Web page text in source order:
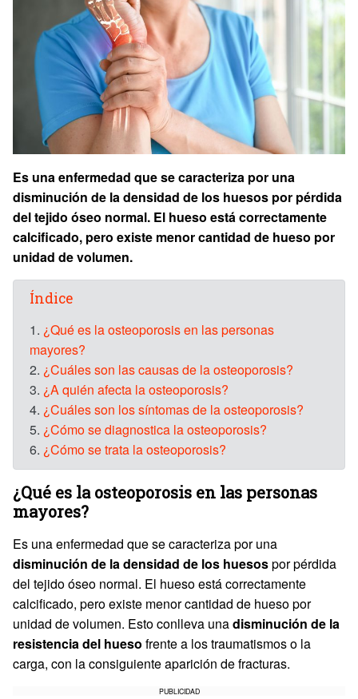
Es una enfermedad que se caracteriza por una
disminución de la densidad de los huesos por pérdida
del tejido óseo normal. El hueso está correctamente
calcificado, pero existe menor cantidad de hueso por
unidad de volumen.
Índice
1. ¿Qué es la osteoporosis en las personas
mayores?
2. ¿Cuáles son las causas de la osteoporosis?
3. ¿A quién afecta la osteoporosis?
4. ¿Cuáles son los síntomas de la osteoporosis?
5. ¿Cómo se diagnostica la osteoporosis?
6. ¿Cómo se trata la osteoporosis?
¿Qué es la osteoporosis en las personas
mayores?
Es una enfermedad que se caracteriza por una
disminución de la densidad de los huesospor pérdida
del tejido óseo normal. El hueso está correctamente
calcificado, pero existe menor cantidad de hueso por
unidad de volumen. Esto conlleva unadisminución de la
resistencia del hueso frente a los traumatismos o la
carga, con la consiguiente aparición de fracturas.
PUBLICIDAD